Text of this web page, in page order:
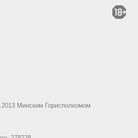
Минским Горисполкомом